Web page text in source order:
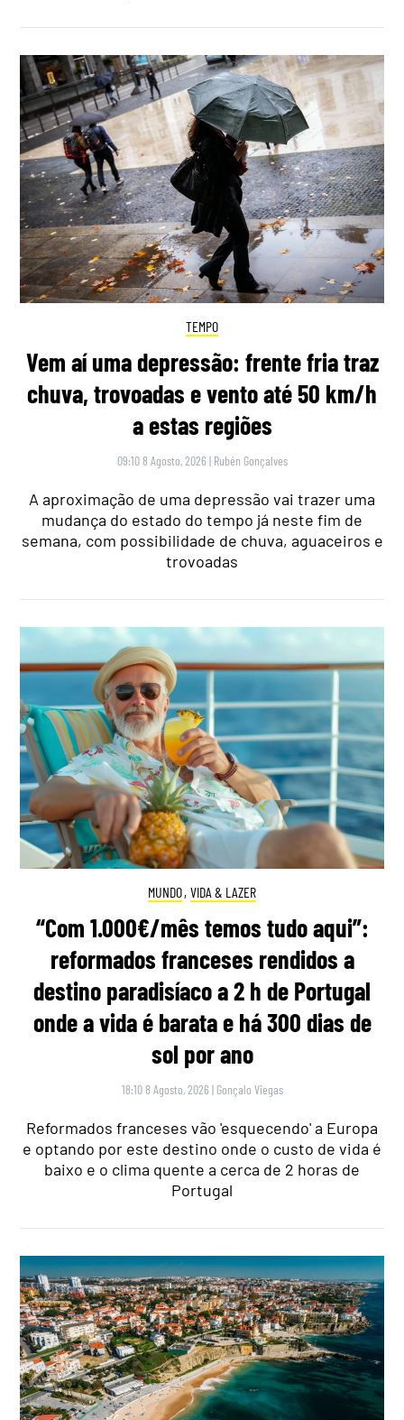
TEMPO
Vem aí uma depressão: frente fria traz
chuva, trovoadas e vento até 50 km/h
a estas regiões
09:10 8 Agosto, 2026 | Rubén Gonçalves
A aproximação de uma depressão vai trazer uma
mudança do estado do tempo já neste fim de
semana, com possibilidade de chuva, aguaceiros e
trovoadas
MUNDO, VIDA & LAZER
“Com 1.000€/mês temos tudo aqui”:
reformados franceses rendidos a
destino paradisíaco a 2 h de Portugal
onde a vida é barata e há 300 dias de
sol por ano
18:10 8 Agosto, 2026 | Gonçalo Viegas
Reformados franceses vão 'esquecendo' a Europa
e optando por este destino onde o custo de vida é
baixo e o clima quente a cerca de 2 horas de
Portugal